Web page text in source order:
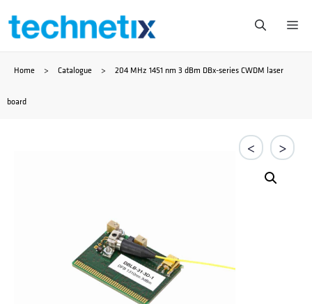
Saltar
contenido
Home > Catalogue > 204 MHz 1451 nm 3 dBm DBx-series CWDM laser
board
< >